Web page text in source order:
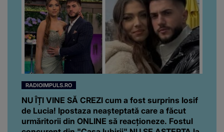
RADIOIMPULS.RO
NU ÎȚI VINE SĂ CREZI cum a fost surprins Iosif
de Lucia! Ipostaza neașteptată care a făcut
urmăritorii din ONLINE să reacționeze. Fostul